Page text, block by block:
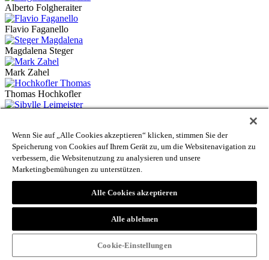
Alberto Folgheraiter
Flavio Faganello
Magdalena Steger
Mark Zahel
Thomas Hochkofler
Barbara Lanz
Johanna Fischer
Norbert Span
Martin Steinkasserer
Wenn Sie auf „Alle Cookies akzeptieren“ klicken, stimmen Sie der
Speicherung von Cookies auf Ihrem Gerät zu, um die Websitenavigation zu
verbessern, die Websitenutzung zu analysieren und unsere
Marketingbemühungen zu unterstützen.
Alle Cookies akzeptieren
Alle ablehnen
Cookie-Einstellungen